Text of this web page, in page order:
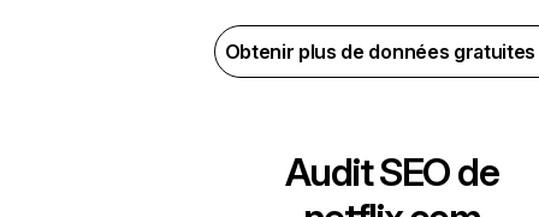
Obtenir plus de données
Audit SEO de